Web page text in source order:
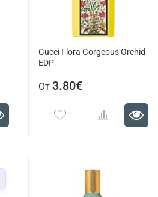
Gucci Flora Gorgeous Orchid
EDP
От 3.80€